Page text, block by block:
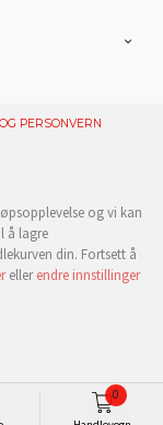
0
PERSONVERN
og vi kan
å lagre
din. Fortsett å
ellerendre innstillinger